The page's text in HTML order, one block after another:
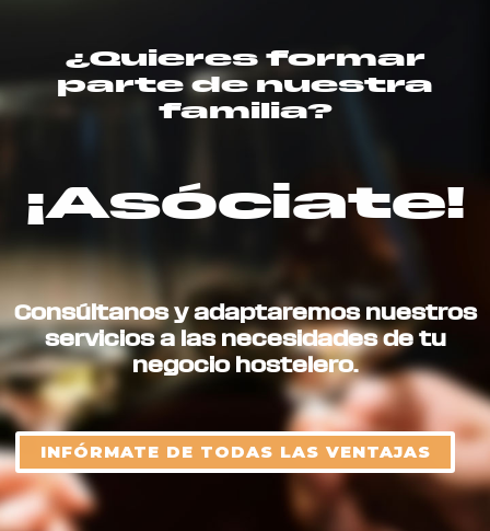
¿Quieres formar
parte de nuestra
familia?
¡Asóciate!
Consúltanos y adaptaremos nuestros
servicios a las necesidades de tu
negocio hostelero.
INFÓRMATE DE TODAS LAS VENTAJAS